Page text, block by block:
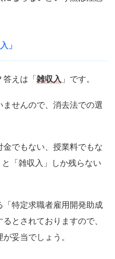
」
えは「 雑収入 」です。
せんので、消去法での選
でもない、授業料でもな
「雑収入」しか残らない
特定求職者雇用開発助成
とされておりますので、
妥当でしょう。